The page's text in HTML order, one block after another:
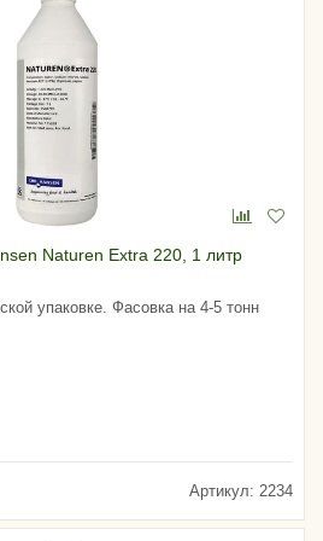
Naturen Extra 220, 1 литр
упаковке. Фасовка на 4-5 тонн
Артикул: 2234